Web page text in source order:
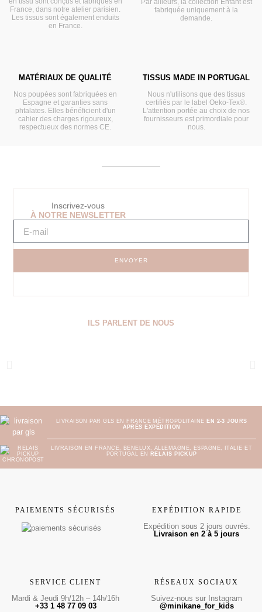
France, dans notre atelier parisien.
Les tissus sont également enduits
en France.
Par ailleurs, la collection Enfant est
fabriquée uniquement à la
demande.
MATÉRIAUX DE QUALITÉ
Nos poupées sont fabriquées en
Espagne et garanties sans
phtalates. Elles bénéficient d'un
cahier des charges rigoureux,
respectueux des normes CE.
TISSUS MADE IN PORTUGAL
Nous n'utilisons que des tissus
certifiés par le label Oeko-Tex®.
L'attention portée au choix de nos
fournisseurs est primordiale pour
nous.
Inscrivez-vous
À NOTRE NEWSLETTER
ENVOYER
ILS PARLENT DE NOUS
LIVRAISON PAR GLS EN FRANCE MÉTROPOLITAINE EN 2-3 JOURS
APRÈS EXPÉDITION
LIVRAISON EN FRANCE, BENELUX, ALLEMAGNE, ESPAGNE, ITALIE ET
PORTUGAL EN
RELAIS PICKUP
PAIEMENTS SÉCURISÉS EXPÉDITION RAPIDE
Expédition sous 2 jours ouvrés.
Livraison en 2 à 5 jours
SERVICE CLIENT
Mardi & Jeudi 9h/12h – 14h/16h
+33 1 48 77 09 03
RÉSEAUX SOCIAUX
Suivez-nous sur Instagram
@minikane_for_kids